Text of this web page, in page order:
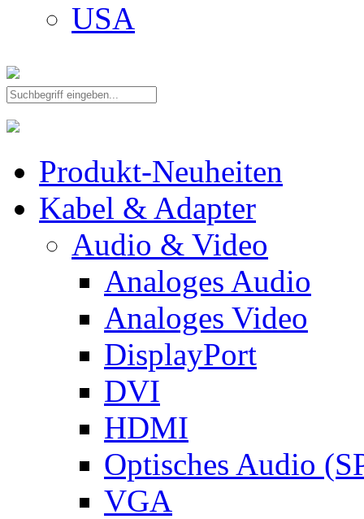
USA
Produkt-Neuheiten
Kabel & Adapter
Audio & Video
Analoges Audio
Analoges Video
DisplayPort
DVI
HDMI
Optisches Audio
VGA